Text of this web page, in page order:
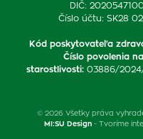
DIČ:
Číslo účtu: SK28
Kód poskytovateľa
Číslo povolenia
starostlivosti: 03886/2024/
© 2026 Všetky práva
MI:SU Design- Tvoríme